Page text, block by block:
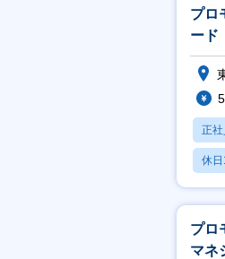
プロ
ード
正社
休
月
プロ
マネ